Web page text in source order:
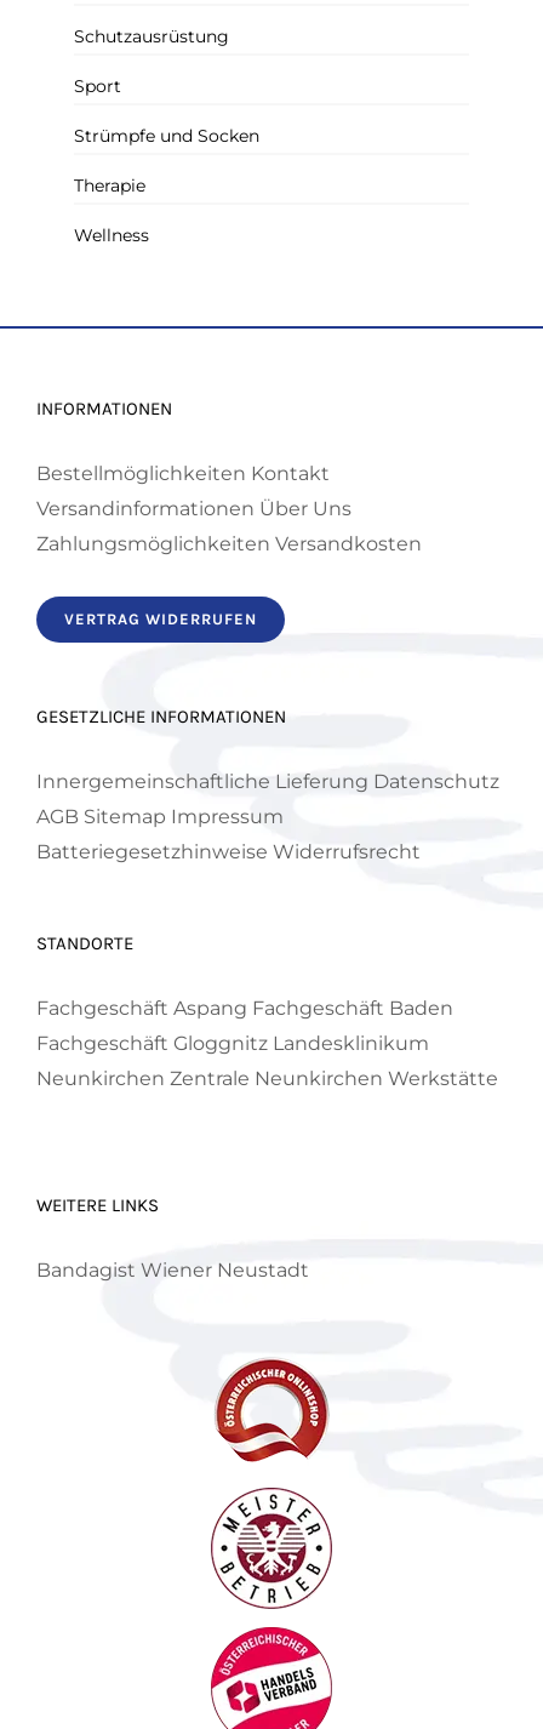
Schutzausrüstung
Sport
Strümpfe und Socken
Therapie
Wellness
INFORMATIONEN
Bestellmöglichkeiten Kontakt
Versandinformationen Über Uns
Zahlungsmöglichkeiten Versandkosten
VERTRAG WIDERRUFEN
GESETZLICHE INFORMATIONEN
Innergemeinschaftliche Lieferung Datenschutz
AGB Sitemap Impressum
Batteriegesetzhinweise Widerrufsrecht
STANDORTE
Fachgeschäft Aspang Fachgeschäft Baden
Fachgeschäft Gloggnitz Landesklinikum
Neunkirchen Zentrale Neunkirchen Werkstätte
WEITERE LINKS
Bandagist Wiener Neustadt